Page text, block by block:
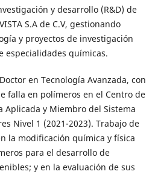
y desarrollo (R&D) de
S.A de C.V, gestionando
y proyectos de investigación
especialidades químicas.
Doctor en Tecnología Avanzada, con
falla en polímeros en el Centro de
Aplicada y Miembro del Sistema
Nivel 1 (2021-2023). Trabajo de
la modificación química y física
para el desarrollo de
y en la evaluación de sus